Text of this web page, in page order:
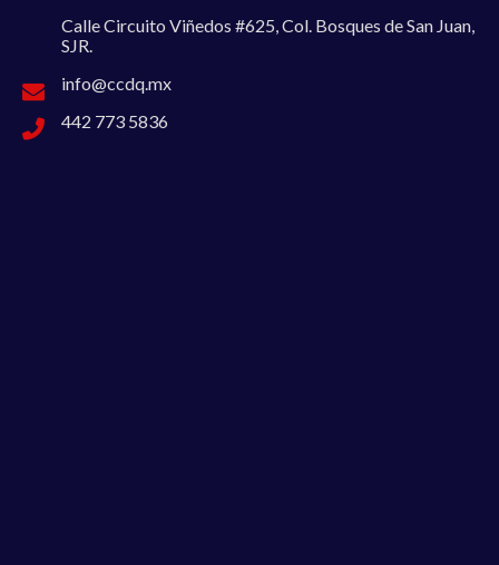
Calle Circuito Viñedos #625, Col. Bosques de San Juan,
SJR.
info@ccdq.mx
442 773 5836